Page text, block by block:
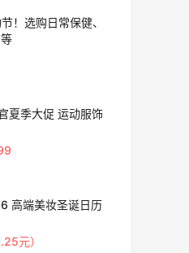
！选购日常保健、
夏季大促 运动服饰
高端美妆圣诞日历
元）